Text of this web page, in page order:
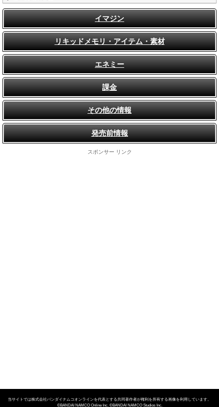
イマジン
リキッドメモリ・アイテム・素材
エネミー
課金
その他の情報
発売前情報
スポンサー リンク
当サイトでは株式会社バンダイナムコオンラインを代表とする共同著作者が権利を所有する画像を利用しています。
©BANDAI NAMCO Online Inc. ©BANDAI NAMCO Studios Inc.